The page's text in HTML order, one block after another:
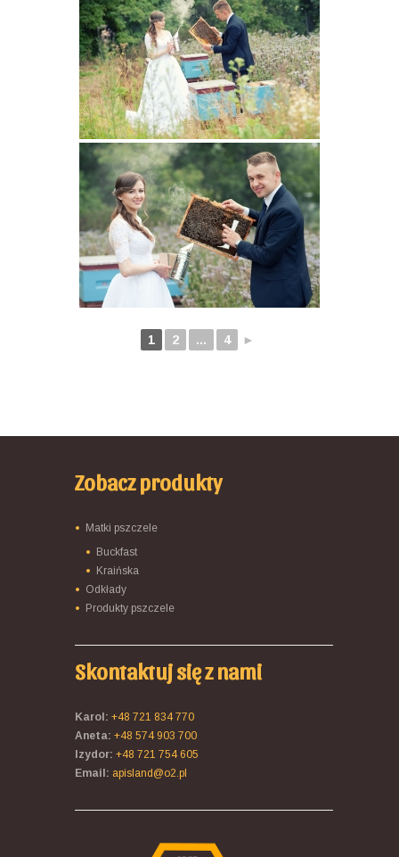
1 2 ... 4 ►
Zobacz produkty
Matki pszczele
Buckfast
Kraińska
Odkłady
Produkty pszczele
Skontaktuj się z nami
Karol: +48 721 834 770
Aneta: +48 574 903 700
Izydor: +48 721 754 605
Email: apisland@o2.pl